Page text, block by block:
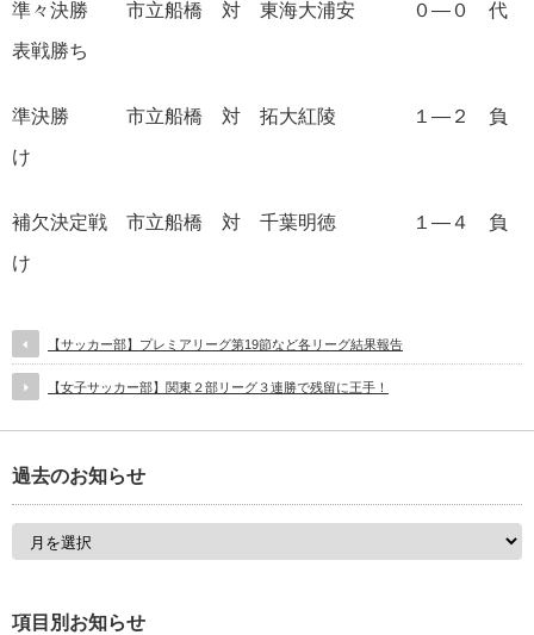
準々決勝 市立船橋 対 東海大浦安 ０―０ 代
表戦勝ち
準決勝 市立船橋 対 拓大紅陵 １―２ 負
け
補欠決定戦 市立船橋 対 千葉明徳 １―４ 負
け
【サッカー部】プレミアリーグ第19節など各リーグ結果報告
【女子サッカー部】関東２部リーグ３連勝で残留に王手！
過去のお知らせ
項目別お知らせ